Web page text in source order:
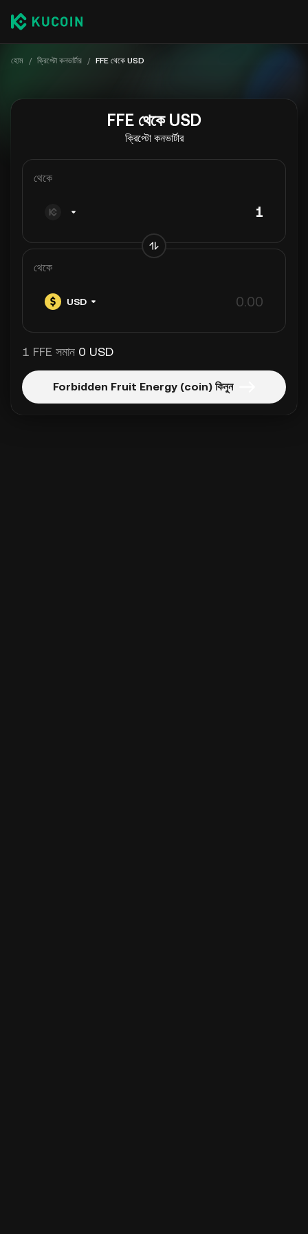
হোম / ক্রিপ্টো কনভার্টার / FFE থেকে USD
FFE থেকে USD
ক্রিপ্টো কনভার্টার
থেকে
থেকে
USD
1 FFE সমান 0 USD
Forbidden Fruit Energy (coin) কিনুন